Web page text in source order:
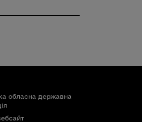
обласна державна